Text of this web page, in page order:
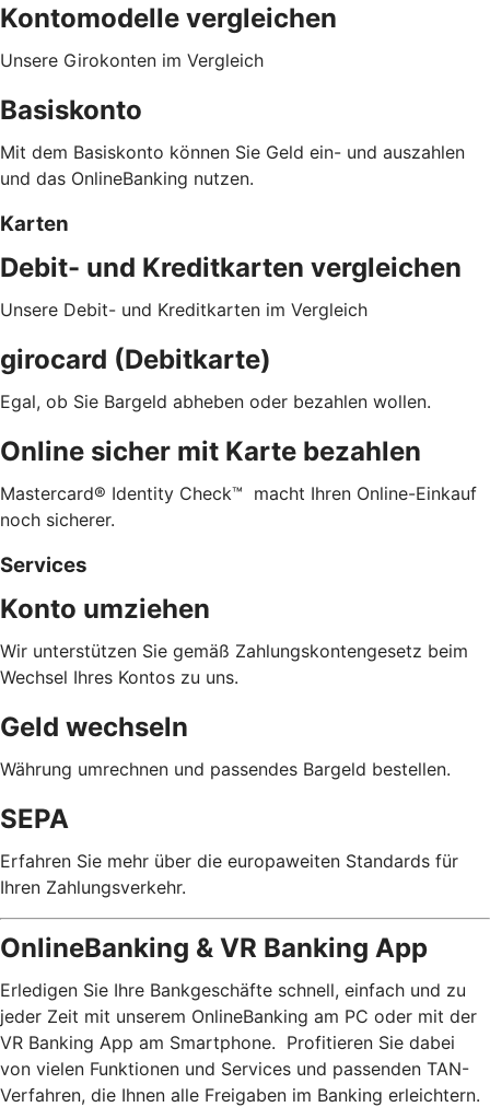
Kontomodelle vergleichen
Unsere Girokonten im Vergleich
Basiskonto
Mit dem Basiskonto können Sie Geld ein- und auszahlen
und das OnlineBanking nutzen.
Karten
Debit- und Kreditkarten vergleichen
Unsere Debit- und Kreditkarten im Vergleich
girocard (Debitkarte)
Egal, ob Sie Bargeld abheben oder bezahlen wollen.
Online sicher mit Karte bezahlen
Mastercard® Identity Check™ macht Ihren Online-Einkauf
noch sicherer.
Services
Konto umziehen
Wir unterstützen Sie gemäß Zahlungskontengesetz beim
Wechsel Ihres Kontos zu uns.
Geld wechseln
Währung umrechnen und passendes Bargeld bestellen.
SEPA
Erfahren Sie mehr über die europaweiten Standards für
Ihren Zahlungsverkehr.
OnlineBanking & VR Banking App
Erledigen Sie Ihre Bankgeschäfte schnell, einfach und zu
jeder Zeit mit unserem OnlineBanking am PC oder mit der
VR Banking App am Smartphone. Profitieren Sie dabei
von vielen Funktionen und Services und passenden TAN-
Verfahren, die Ihnen alle Freigaben im Banking erleichtern.